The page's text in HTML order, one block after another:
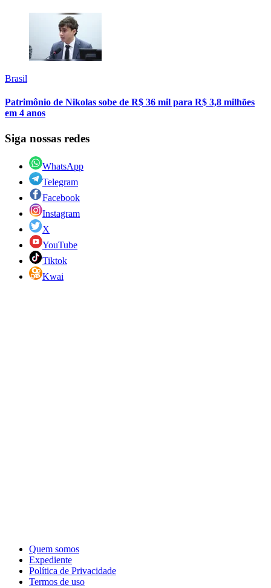
Brasil
Patrimônio de Nikolas sobe de R$ 36 mil para R$ 3,8 milhões
em 4 anos
Siga nossas redes
WhatsApp
Telegram
Facebook
Instagram
X
YouTube
Tiktok
Kwai
Quem somos
Expediente
Política de Privacidade
Termos de uso